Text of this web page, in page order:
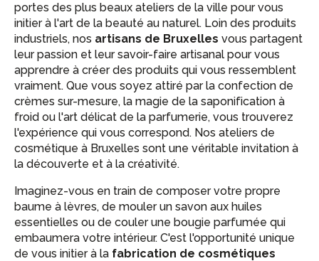
portes des plus beaux ateliers de la ville pour vous
initier à l'art de la beauté au naturel. Loin des produits
industriels, nos artisans de Bruxelles vous partagent
leur passion et leur savoir-faire artisanal pour vous
apprendre à créer des produits qui vous ressemblent
vraiment. Que vous soyez attiré par la confection de
crèmes sur-mesure, la magie de la saponification à
froid ou l'art délicat de la parfumerie, vous trouverez
l'expérience qui vous correspond. Nos ateliers de
cosmétique à Bruxelles sont une véritable invitation à
la découverte et à la créativité.
Imaginez-vous en train de composer votre propre
baume à lèvres, de mouler un savon aux huiles
essentielles ou de couler une bougie parfumée qui
embaumera votre intérieur. C'est l'opportunité unique
de vous initier à la fabrication de cosmétiques